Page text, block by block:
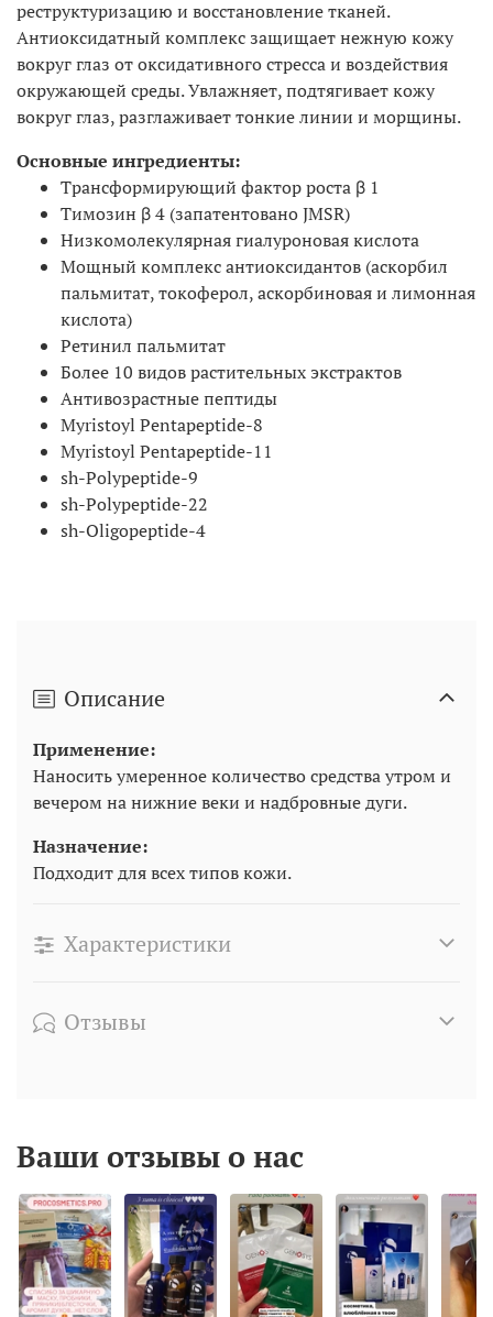
реструктуризацию и восстановление тканей.
Антиоксидатный комплекс защищает нежную кожу
вокруг глаз от оксидативного стресса и воздействия
окружающей среды. Увлажняет, подтягивает кожу
вокруг глаз, разглаживает тонкие линии и морщины.
Основные ингредиенты:
Трансформирующий фактор роста β 1
Тимозин β 4 (запатентовано JMSR)
Низкомолекулярная гиалуроновая кислота
Мощный комплекс антиоксидантов (аскорбил
пальмитат, токоферол, аскорбиновая и лимонная
кислота)
Ретинил пальмитат
Более 10 видов растительных экстрактов
Антивозрастные пептиды
Myristoyl Pentapeptide-8
Myristoyl Pentapeptide-11
sh-Polypeptide-9
sh-Polypeptide-22
sh-Oligopeptide-4
Описание
Применение:
Наносить умеренное количество средства утром и
вечером на нижние веки и надбровные дуги.
Назначение:
Подходит для всех типов кожи.
Характеристики
Отзывы
Ваши отзывы о нас